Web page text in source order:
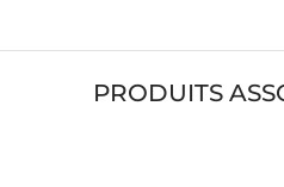
PRODUITS